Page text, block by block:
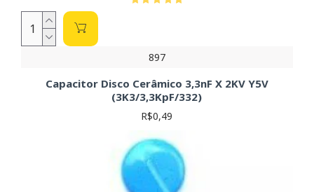
897
Capacitor Disco Cerâmico 3,3nF X 2KV Y5V
(3K3/3,3KpF/332)
R$0,49